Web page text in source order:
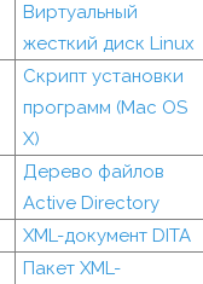
Виртуальный
жесткий диск Linux
Скрипт установки
программ (Mac OS
X)
Дерево файлов
Active Directory
XML-документ DITA
Пакет XML-